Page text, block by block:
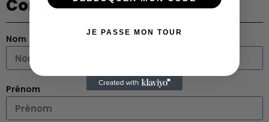
Contact:
Nom
Prénom
JE PASSE MON TOUR